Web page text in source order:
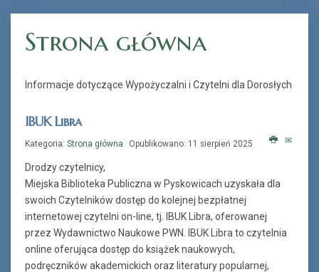
„Książka na telefon”
Strona główna
Informacje dotyczące Wypożyczalni i Czytelni dla Dorosłych
IBUK Libra
Kategoria: Strona główna Opublikowano: 11 sierpień 2025
Drodzy czytelnicy,
Miejska Biblioteka Publiczna w Pyskowicach uzyskała dla
swoich Czytelników dostęp do kolejnej bezpłatnej
internetowej czytelni on-line, tj. IBUK Libra, oferowanej
przez Wydawnictwo Naukowe PWN. IBUK Libra to czytelnia
online oferująca dostęp do książek naukowych,
podręczników akademickich oraz literatury popularnej,